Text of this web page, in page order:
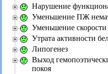
Нарушение
Уменьшение ПЖ
Уменьшение
Утрата активности
Липогенез
Выход
покоя